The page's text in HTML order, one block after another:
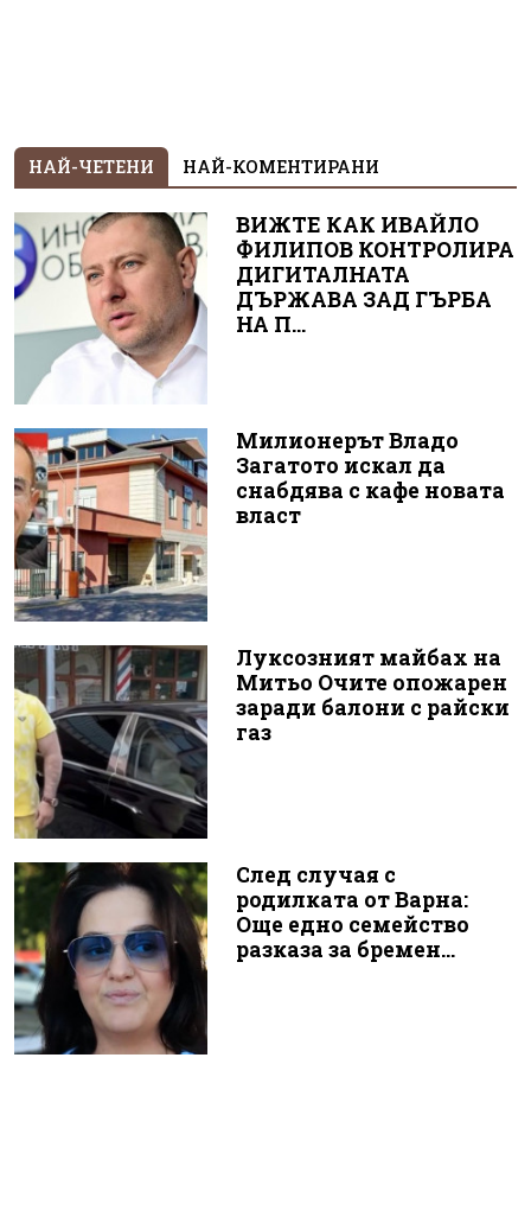
НАЙ-ЧЕТЕНИ НАЙ-КОМЕНТИРАНИ
ВИЖТЕ КАК ИВАЙЛО
ФИЛИПОВ КОНТРОЛИРА
ДИГИТАЛНАТА
ДЪРЖАВА ЗАД ГЪРБА
НА П...
Милионерът Владо
Загатото искал да
снабдява с кафе новата
власт
Луксозният майбах на
Митьо Очите опожарен
заради балони с райски
газ
След случая с
родилката от Варна:
Още едно семейство
разказа за бремен...